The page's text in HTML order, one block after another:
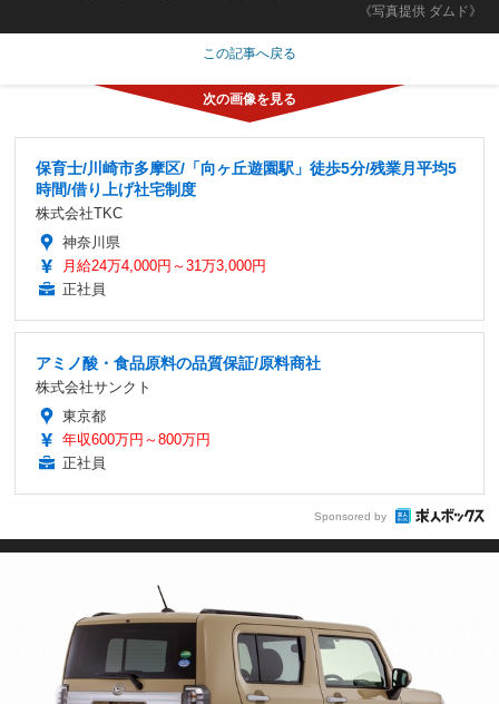
《写真提供 ダムド》
この記事へ戻る
保育士/川崎市多摩区/「向ヶ丘遊園駅」徒歩5分/残業月平均5
時間/借り上げ社宅制度
株式会社TKC
神奈川県
月給24万4,000円～31万3,000円
正社員
アミノ酸・食品原料の品質保証/原料商社
株式会社サンクト
東京都
年収600万円～800万円
正社員
Sponsored by